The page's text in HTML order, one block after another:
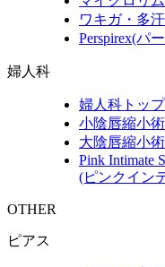
ワキガ・多
Perspirex(パ
婦人科
婦人科トップ
小陰唇縮小術
大陰唇縮小術
Pink Intimate
(ピンクイン
OTHER
ピアス